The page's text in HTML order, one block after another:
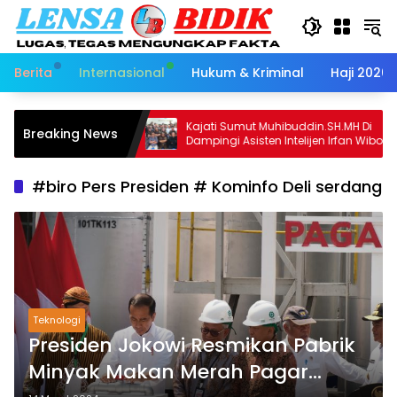
Langsung
konten
Berita
Internasional Hukum & Kriminal Haji 2026
Breaking News
Terima
Kajati Sumut Muhibuddin.SH.MH Di
Dampingi Asisten Intelijen Irfan Wibowo
hingga Asisten Pembinaan Herlina
#biro Pers Presiden # Kominfo Deli serdang
Teknologi
Presiden Jokowi Resmikan Pabrik
Minyak Makan Merah Pagar